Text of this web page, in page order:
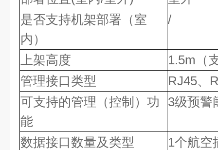
是否支持机架部署（室
内）
/
上架高度
1.5m（
管理接口类型
RJ45、
可支持的管理（控制）功
能
3级预警
数据接口数量及类型
1个航空